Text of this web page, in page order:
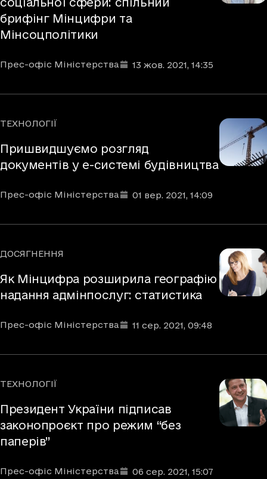
брифінг Мінцифри та
Мінсоцполітики
Автори
Прес-офіс Міністерства
Дата та час публікації: 13 жов. 2021, 14:35
Рубрики
ТЕХНОЛОГІЇ
Пришвидшуємо розгляд
документів у е-системі будівництва
Автори
Прес-офіс Міністерства
Дата та час публікації: 01 вер. 2021, 14:09
Рубрики
ДОСЯГНЕННЯ
Як Мінцифра розширила географію
надання адмінпослуг: статистика
Автори
Прес-офіс Міністерства
Дата та час публікації: 11 сер. 2021, 09:48
Рубрики
ТЕХНОЛОГІЇ
Президент України підписав
законопроєкт про режим “без
паперів”
Автори
Прес-офіс Міністерства
Дата та час публікації: 06 сер. 2021, 15:07